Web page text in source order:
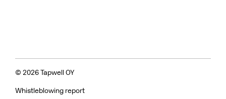
© 2026 Tapwell OY
Whistleblowing report